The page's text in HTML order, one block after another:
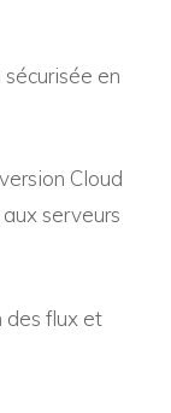
en
Cloud
serveurs
des flux et